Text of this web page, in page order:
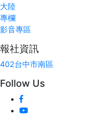
大陸
專欄
影音專區
報社資訊
402台中市南區
Follow Us